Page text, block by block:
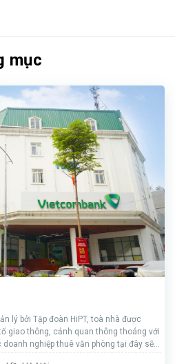
mục
lý bởi Tập đoàn HiPT, toà nhà được
giao thông, cảnh quan thông thoáng với
nghiệp thuê văn phòng tại đây sẽ